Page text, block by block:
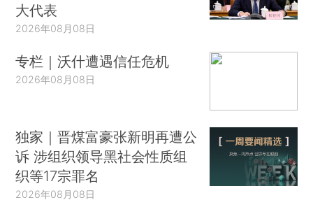
大代表
2026年08月08日
专栏｜沃什遭遇信任危机
2026年08月08日
独家｜晋煤富豪张新明再遭公
诉 涉组织领导黑社会性质组
织等17宗罪名
2026年08月08日